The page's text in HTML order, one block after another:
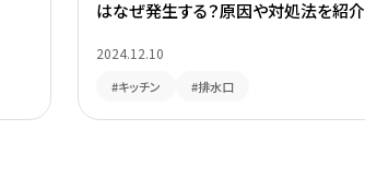
2024.12.10
はなぜ発生する？原因や対処法を紹介
#キッチン #排水口